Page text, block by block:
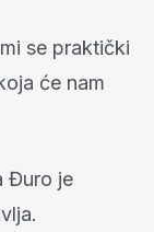
se praktički
će nam
Đuro je